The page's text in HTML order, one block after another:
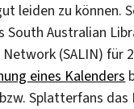
leiden zu können.
South Australian
(SALIN) für
eines Kalenders
Splatterfans das